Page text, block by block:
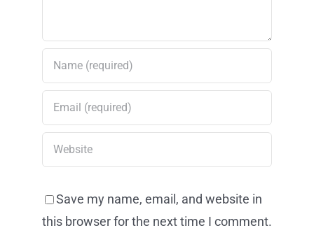
Save my name, email, and website in
this browser for the next time I comment.